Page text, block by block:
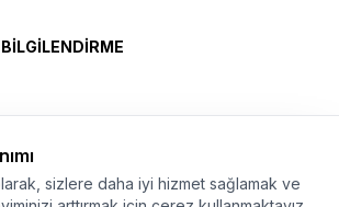
sizlere daha iyi hizmet sağlamak ve